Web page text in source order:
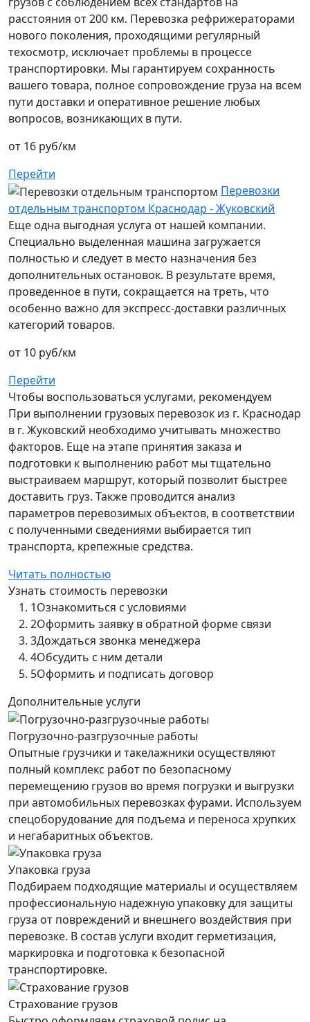
расстояния от 200 км. Перевозка рефрижераторами
нового поколения, проходящими регулярный
техосмотр, исключает проблемы в процессе
транспортировки. Мы гарантируем сохранность
вашего товара, полное сопровождение груза на всем
пути доставки и оперативное решение любых
вопросов, возникающих в пути.
от 16 руб/км
Перейти
Перевозки
отдельным транспортом Краснодар - Жуковский
Еще одна выгодная услуга от нашей компании.
Специально выделенная машина загружается
полностью и следует в место назначения без
дополнительных остановок. В результате время,
проведенное в пути, сокращается на треть, что
особенно важно для экспресс-доставки различных
категорий товаров.
от 10 руб/км
Перейти
Чтобы воспользоваться услугами, рекомендуем
При выполнении грузовых перевозок из г. Краснодар
в г. Жуковский необходимо учитывать множество
факторов. Еще на этапе принятия заказа и
подготовки к выполнению работ мы тщательно
выстраиваем маршрут, который позволит быстрее
доставить груз. Также проводится анализ
параметров перевозимых объектов, в соответствии
с полученными сведениями выбирается тип
транспорта, крепежные средства.
Читать полностью
Узнать стоимость перевозки
1Ознакомиться с условиями
2Оформить заявку в обратной форме связи
3Дождаться звонка менеджера
4Обсудить с ним детали
5Оформить и подписать договор
Дополнительные услуги
Погрузочно-разгрузочные работы
Опытные грузчики и такелажники осуществляют
полный комплекс работ по безопасному
перемещению грузов во время погрузки и выгрузки
при автомобильных перевозках фурами. Используем
спецоборудование для подъема и переноса хрупких
и негабаритных объектов.
Упаковка груза
Подбираем подходящие материалы и осуществляем
профессиональную надежную упаковку для защиты
груза от повреждений и внешнего воздействия при
перевозке. В состав услуги входит герметизация,
маркировка и подготовка к безопасной
транспортировке.
Страхование грузов